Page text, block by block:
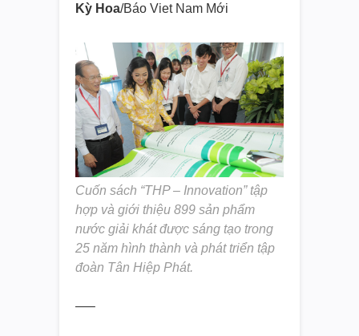
Kỳ Hoa/Báo Viet Nam Mới
Cuốn sách “THP – Innovation” tập
hợp và giới thiệu 899 sản phẩm
nước giải khát được sáng tạo trong
25 năm hình thành và phát triển tập
đoàn Tân Hiệp Phát.
—–